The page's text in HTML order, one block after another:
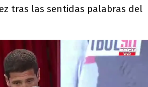
tras las sentidas palabras del